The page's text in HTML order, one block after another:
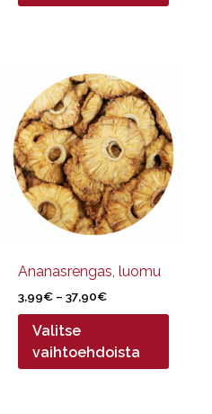
Ananasrengas, luomu
3,99€ – 37,90€Hintaluokka:
3,99€
37,90€
Valitse
vaihtoehdoista
tuotteella
useampi
muunnelma.
Voit
tehdä
valinnat
sivulla.